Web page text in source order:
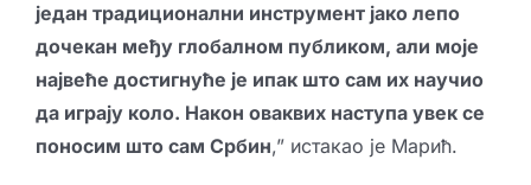
један традиционални инструмент јако лепо
дочекан међу глобалном публиком, али моје
највеће достигнуће је ипак што сам их научио
да играју коло. Након оваквих наступа увек се
поносим што сам Србин,” истакао је Марић.